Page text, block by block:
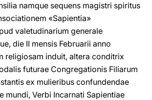
namque sequens magistri spiritus
«Sapientia»
valetudinarium generale
die II mensis Februarii anno
religiosam induit, altera conditrix
futurae Congregationis Filiarum
ex mulieribus confundendae
mundi, Verbi Incarnati Sapientiae